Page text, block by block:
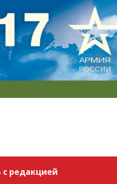
с редакцией